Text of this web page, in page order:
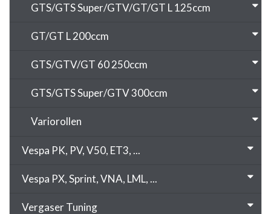
GTS/GTS Super/GTV/GT/GT L 125ccm
GT/GT L 200ccm
GTS/GTV/GT 60 250ccm
GTS/GTS Super/GTV 300ccm
Variorollen
Vespa PK, PV, V50, ET3, ...
Vespa PX, Sprint, VNA, LML, ...
Vergaser Tuning